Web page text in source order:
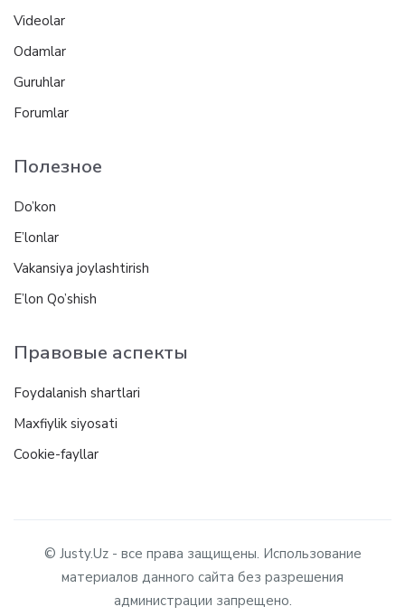
Videolar
Odamlar
Guruhlar
Forumlar
Полезное
Do’kon
E’lonlar
Vakansiya joylashtirish
E’lon Qo’shish
Правовые аспекты
Foydalanish shartlari
Maxfiylik siyosati
Cookie-fayllar
© Justy.Uz - все права защищены. Использование
материалов данного сайта без разрешения
администрации запрещено.